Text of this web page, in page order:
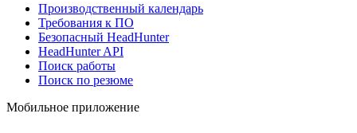
Производственный календарь
Требования к ПО
Безопасный HeadHunter
HeadHunter API
Поиск работы
Поиск по резюме
Мобильное приложение